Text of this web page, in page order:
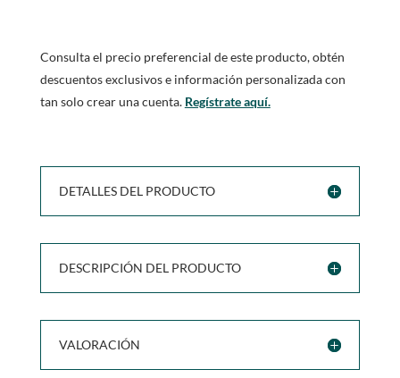
Consulta el precio preferencial de este producto, obtén
descuentos exclusivos e información personalizada con
tan solo crear una cuenta. Regístrate aquí.
DETALLES DEL PRODUCTO
DESCRIPCIÓN DEL PRODUCTO
VALORACIÓN